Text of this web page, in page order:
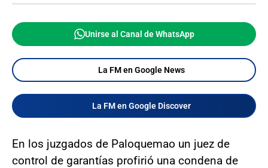
Unirse al Canal de WhatsApp
La FM en Google News
La FM en Google Discover
En los juzgados de Paloquemao un juez de
control de garantías profirió una condena de